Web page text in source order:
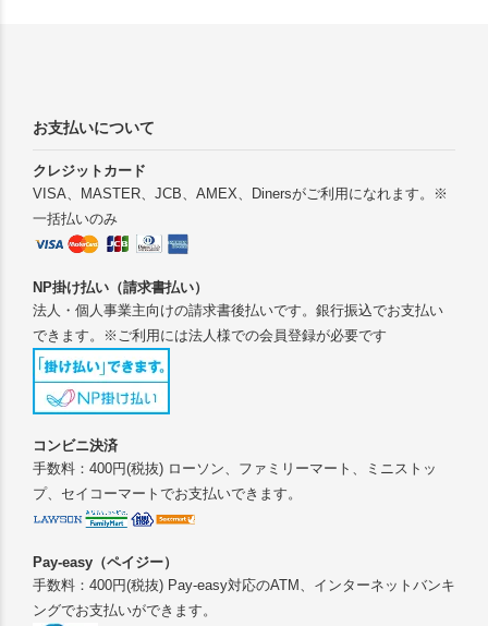
お支払いについて
クレジットカード
VISA、MASTER、JCB、AMEX、Dinersがご利用になれます。※
一括払いのみ
NP掛け払い（請求書払い）
法人・個人事業主向けの請求書後払いです。銀行振込でお支払い
できます。※ご利用には法人様での会員登録が必要です
コンビニ決済
手数料：400円(税抜) ローソン、ファミリーマート、ミニストッ
プ、セイコーマートでお支払いできます。
Pay-easy（ペイジー）
手数料：400円(税抜) Pay-easy対応のATM、インターネットバンキ
ングでお支払いができます。